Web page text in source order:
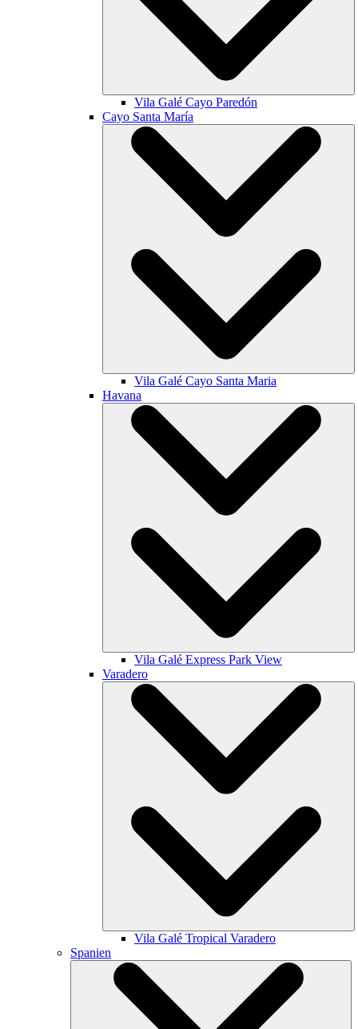
Vila Galé Cayo Paredón
Cayo Santa María
Vila Galé Cayo Santa Maria
Havana
Vila Galé Express Park View
Varadero
Vila Galé Tropical Varadero
Spanien